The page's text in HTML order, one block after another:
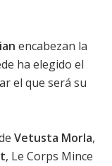
encabezan la
ha elegido el
el que será su
Vetusta Morla,
, Le Corps Mince